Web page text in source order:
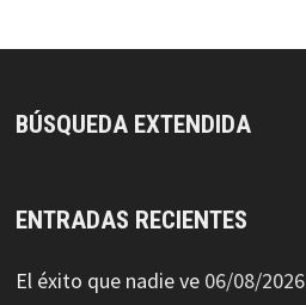
BÚSQUEDA EXTENDIDA
ENTRADAS RECIENTES
El éxito que nadie ve 06/08/2026